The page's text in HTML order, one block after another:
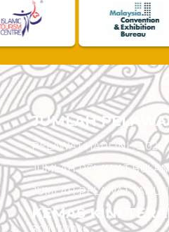
JUMLAH
PELAWAT HARI INI : 3,028
JUMLAH PELAWAT
JUMLAH PELAWAT
KEMAS KINI